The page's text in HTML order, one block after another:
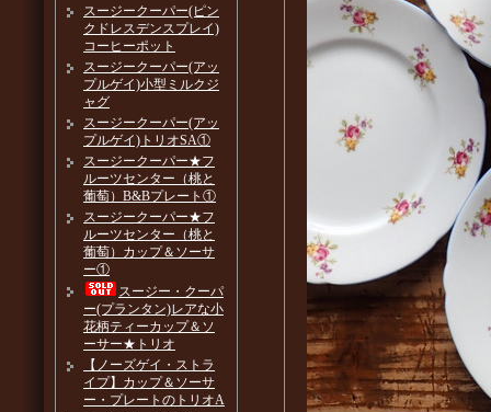
スージークーパー(ピン
クドレスデンスプレイ)
コーヒーポット
スージークーパー(アッ
プルゲイ)小型ミルクジ
ャグ
スージークーパー(アッ
プルゲイ)トリオSA①
スージークーパー★フ
ルーツセンター（桃と
葡萄）B&Bプレート①
スージークーパー★フ
ルーツセンター（桃と
葡萄）カップ＆ソーサ
ー①
スージー・クーパ
ー(プランタン)レアな小
花柄ティーカップ＆ソ
ーサー★トリオ
【ノーズゲイ・ストラ
イプ】カップ＆ソーサ
ー・プレートのトリオA